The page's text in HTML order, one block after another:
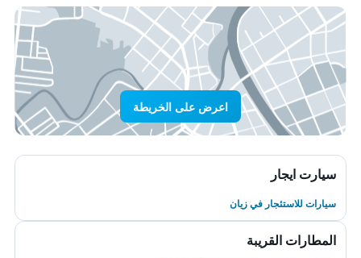
اعرض على الخريطة
سيارت ايجار
سيارات للاستئجار في زيان
المطارات القريبة